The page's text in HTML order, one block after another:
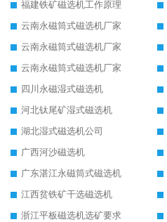
福建铁矿磁选机工作原理
云南永磁筒式磁选机厂家
云南永磁筒式磁选机厂家
云南永磁筒式磁选机厂家
四川永磁湿式磁选机
河北钛尾矿湿式磁选机
湖北湿式磁选机公司
广西河沙磁选机
广东湛江永磁筒式磁选机
江西贫铁矿干选磁选机
浙江平板磁选机选矿要求